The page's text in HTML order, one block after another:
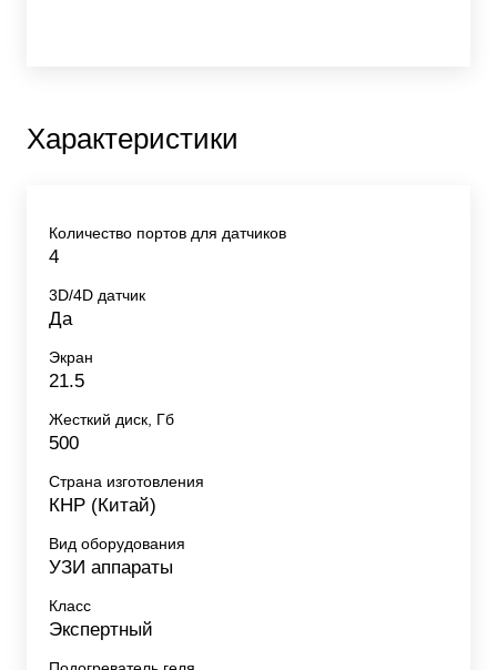
Характеристики
Количество портов для датчиков
4
3D/4D датчик
Да
Экран
21.5
Жесткий диск, Гб
500
Страна изготовления
КНР (Китай)
Вид оборудования
УЗИ аппараты
Класс
Экспертный